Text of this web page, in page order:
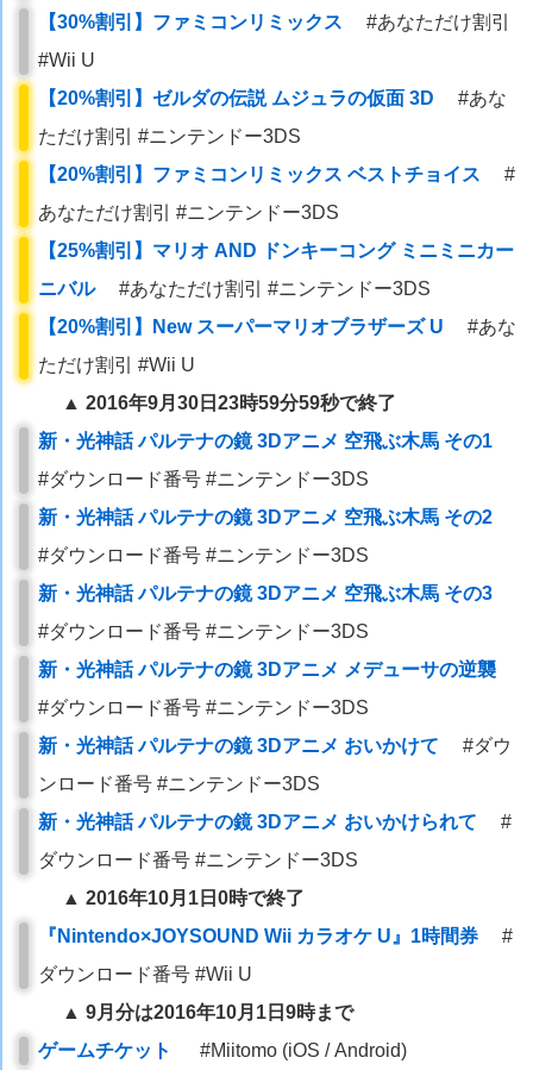
【30%割引】ファミコンリミックス
#あなただけ割引
#Wii U
【20%割引】ゼルダの伝説 ムジュラの仮面 3D
#あな
ただけ割引 #ニンテンドー3DS
【20%割引】ファミコンリミックス ベストチョイス
#
あなただけ割引 #ニンテンドー3DS
【25%割引】マリオ AND ドンキーコング ミニミニカー
ニバル
#あなただけ割引 #ニンテンドー3DS
【20%割引】New スーパーマリオブラザーズ U
#あな
ただけ割引 #Wii U
▲ 2016年9月30日23時59分59秒で終了
新・光神話 パルテナの鏡 3Dアニメ 空飛ぶ木馬 その1
#ダウンロード番号 #ニンテンドー3DS
新・光神話 パルテナの鏡 3Dアニメ 空飛ぶ木馬 その2
#ダウンロード番号 #ニンテンドー3DS
新・光神話 パルテナの鏡 3Dアニメ 空飛ぶ木馬 その3
#ダウンロード番号 #ニンテンドー3DS
新・光神話 パルテナの鏡 3Dアニメ メデューサの逆襲
#ダウンロード番号 #ニンテンドー3DS
新・光神話 パルテナの鏡 3Dアニメ おいかけて
#ダウ
ンロード番号 #ニンテンドー3DS
新・光神話 パルテナの鏡 3Dアニメ おいかけられて
#
ダウンロード番号 #ニンテンドー3DS
▲ 2016年10月1日0時で終了
『Nintendo×JOYSOUND Wii カラオケ U』1時間券
#
ダウンロード番号 #Wii U
▲ 9月分は2016年10月1日9時まで
ゲームチケット
#Miitomo (iOS / Android)